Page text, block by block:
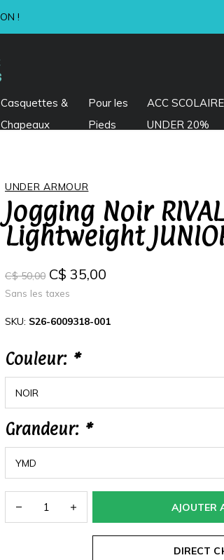
Casquettes &
Chapeaux
Pour les
Pieds
ACC SCOLAIRE
UNDER 20%
UNDER ARMOUR
Jogging Noir RIVAL
Lightweight
C$ 50,00 C$ 35,00
Sans les taxes
SKU: S26-6009318-001
Couleur: *
Grandeur: *
AJOUTER
DIRECT